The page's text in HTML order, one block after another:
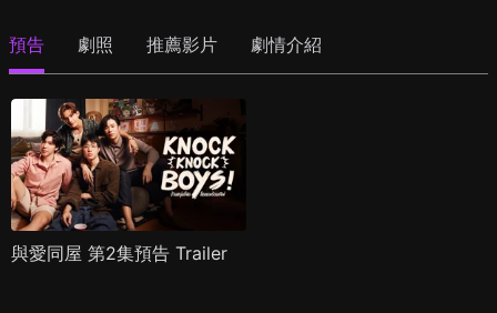
預告 劇照 推薦影片 劇情介紹
與愛同屋 第2集預告 Trailer